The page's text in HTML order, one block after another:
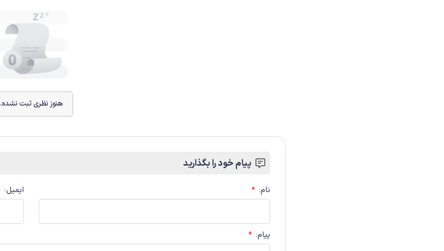
هنوز نظری ثبت نشده.
پیام خود را بگذارید
نام:
* ایمیل:
پیام:
*